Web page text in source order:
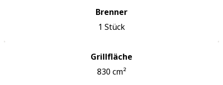
Brenner
1 Stück
Grillfläche
830cm²